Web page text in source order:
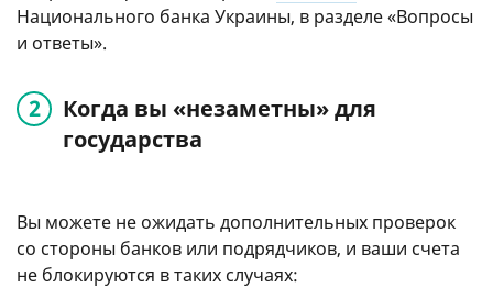
Национального банка Украины, в разделе «Вопросы
и ответы».
Когда вы «незаметны» для
государства
Вы можете не ожидать дополнительных проверок
со стороны банков или подрядчиков, и ваши счета
не блокируются в таких случаях: